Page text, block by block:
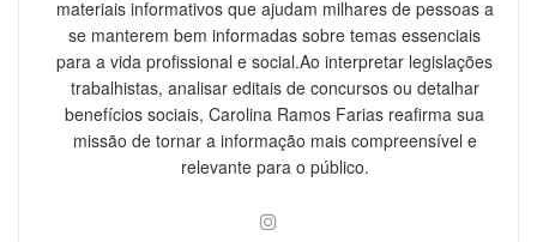
materiais informativos que ajudam milhares de pessoas a
se manterem bem informadas sobre temas essenciais
para a vida profissional e social.Ao interpretar legislações
trabalhistas, analisar editais de concursos ou detalhar
benefícios sociais, Carolina Ramos Farias reafirma sua
missão de tornar a informação mais compreensível e
relevante para o público.